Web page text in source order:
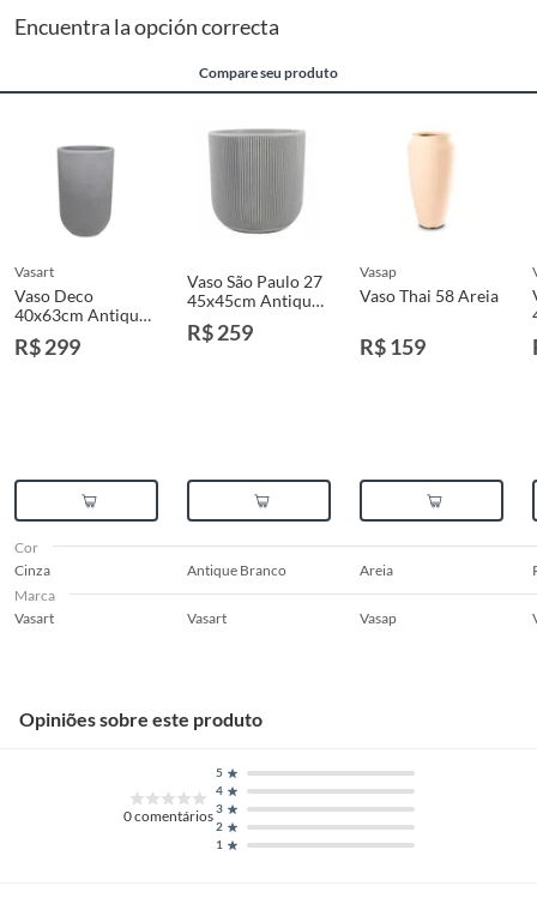
Encuentra la opción correcta
Compare seu produto
vasart
Vaso Deco
40x63cm Antique
Cimento Vasart
R$ 299
Vaso São Paulo 27
45x45cm Antique
Branco Vasart
R$ 259
vasap
Vaso Thai 58 Areia
R$ 159
Cor
Cinza
Antique Branco Areia
Marca
Vasart
Vasart Vasap
Opiniões sobre este produto
0comentários
1
2
3
4
5